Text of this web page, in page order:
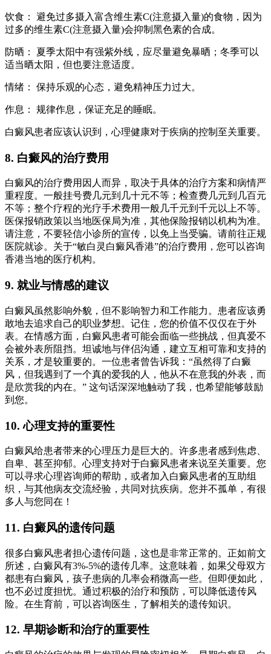
饮食： 避免过多摄入富含维生素C(注意摄入量)的食物，因为
过多的维生素C(注意摄入量)会抑制黑色素的合成。
防晒： 夏季太阳中有强紫外线，应尽量避免暴晒；冬季可以
适当晒太阳，但也要注意适度。
情绪： 保持乐观的心态，避免精神压力过大。
作息： 规律作息，保证充足的睡眠。
白癜风患者应该认识到，心理健康对于疾病的控制至关重要。
8. 白癜风的治疗费用
白癜风的治疗费用因人而异，取决于具体的治疗方案和病情严
重程度。一般挂号费几元到几十元不等；检查费几元到几百元
不等；整个疗程的光疗手术费用一般几千元到千元以上不等。
医保报销政策以当地医保局为准，其他保险报销以机构为准。
请注意，不要轻信小诊所的宣传，以免上当受骗。请前往正规
医院就诊。关于“敏白灵白癜风香港”的治疗费用，您可以咨询
香港当地的医疗机构。
9. 就业与情感的建议
白癜风虽然影响外貌，但不影响智力和工作能力。患者应该勇
敢地去追求自己的职业梦想。记住，您的价值不仅仅在于外
表。在情感方面，白癜风患者可能会面临一些挑战，但真爱不
会被外表所阻挡。坦诚地与伴侣沟通，建立互相可靠和支持的
关系，才是较重要的。一位患者曾告诉我：“虽然得了白癜
风，但我遇到了一个真的爱我的人，他从不在意我的外表，而
是欣赏我的内在。” 这句话深深地触动了我，也希望能够鼓励
到您。
10. 心理支持的重要性
白癜风给患者带来的心理压力是巨大的。许多患者感到焦虑、
自卑、甚至抑郁。心理支持对于白癜风患者来说至关重要。您
可以寻求心理咨询师的帮助，或者加入白癜风患者的互助组
织，与其他病友交流经验，共同对抗疾病。您并不孤单，有很
多人与您同在！
11. 白癜风的遗传问题
很多白癜风患者担心遗传问题，这也是非常正常的。正如前文
所述，白癜风有3%-5%的遗传几率。这意味着，如果父母双方
都患有白癜风，孩子患病的几率会稍微高一些。但即便如此，
也不必过度担忧。通过积极的治疗和预防，可以降低遗传风
险。在生育前，可以咨询医生，了解相关的遗传知识。
12. 早期诊断和治疗的重要性